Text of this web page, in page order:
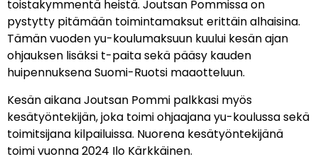
toistakymmentä heistä. Joutsan Pommissa on
pystytty pitämään toimintamaksut erittäin alhaisina.
Tämän vuoden yu-koulumaksuun kuului kesän ajan
ohjauksen lisäksi t-paita sekä pääsy kauden
huipennuksena Suomi-Ruotsi maaotteluun.
Kesän aikana Joutsan Pommi palkkasi myös
kesätyöntekijän, joka toimi ohjaajana yu-koulussa sekä
toimitsijana kilpailuissa. Nuorena kesätyöntekijänä
toimi vuonna 2024 Ilo Kärkkäinen.